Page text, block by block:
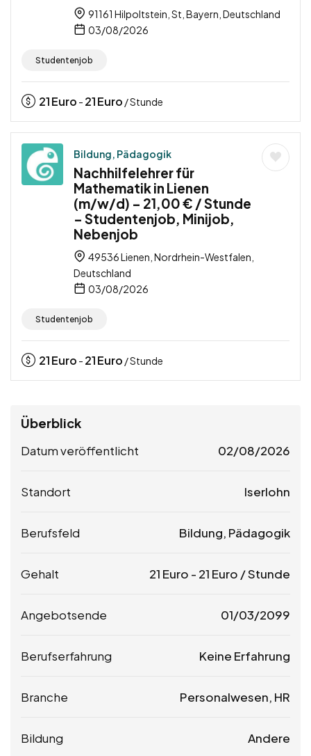
91161 Hilpoltstein, St, Bayern, Deutschland
03/08/2026
Studentenjob
21Euro - 21Euro / Stunde
Bildung, Pädagogik
Nachhilfelehrer für
Mathematik in Lienen
(m/w/d) – 21,00 € / Stunde
– Studentenjob, Minijob,
Nebenjob
49536 Lienen, Nordrhein-Westfalen,
Deutschland
03/08/2026
Studentenjob
21Euro - 21Euro / Stunde
Überblick
Datum veröffentlicht 02/08/2026
Standort Iserlohn
Berufsfeld Bildung, Pädagogik
Gehalt 21 Euro - 21 Euro / Stunde
Angebotsende 01/03/2099
Berufserfahrung Keine Erfahrung
Branche Personalwesen, HR
Bildung Andere